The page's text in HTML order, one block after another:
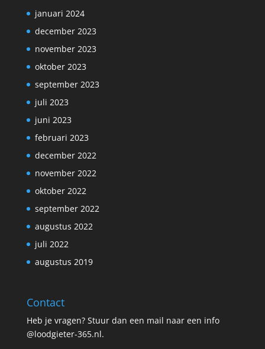
januari 2024
december 2023
november 2023
oktober 2023
september 2023
juli 2023
juni 2023
februari 2023
december 2022
november 2022
oktober 2022
september 2022
augustus 2022
juli 2022
augustus 2019
Contact
Heb je vragen? Stuur dan een mail naar een info
@loodgieter-365.nl.